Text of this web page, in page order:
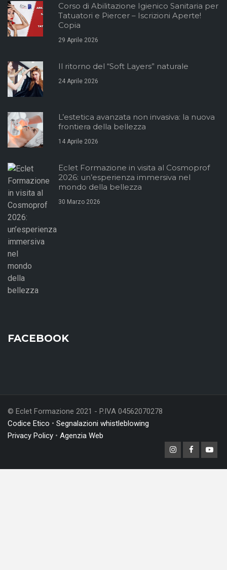
Corso di Abilitazione Igienico Sanitaria per
Tatuatori e Piercer – Iscrizioni Aperte!
Copia
29 Aprile 2026
Il ritorno del “Soft Layers” naturale
24 Aprile 2026
L’estetica avanzata non invasiva: la nuova
frontiera della bellezza
14 Aprile 2026
Eclet Formazione in visita al Cosmoprof
2026: un’esperienza immersiva nel
mondo della bellezza
30 Marzo 2026
FACEBOOK
© Eclet Formazione 2021 - P.IVA 04562070278
Codice Etico • Segnalazioni whistleblowing
Privacy Policy • Agenzia Web